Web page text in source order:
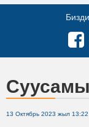
13 Октябрь 2023 жыл 13:22